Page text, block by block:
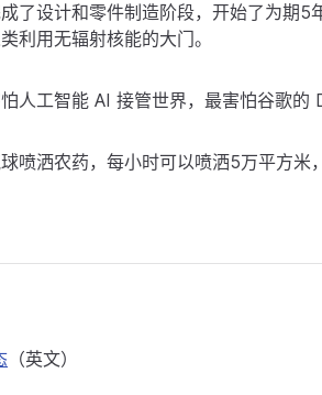
了设计和零件制造阶段，开始了为期5
利用无辐射核能的大门。
人工智能 AI 接管世界，最害怕谷歌的
喷洒农药，每小时可以喷洒5万平方米
（英文）